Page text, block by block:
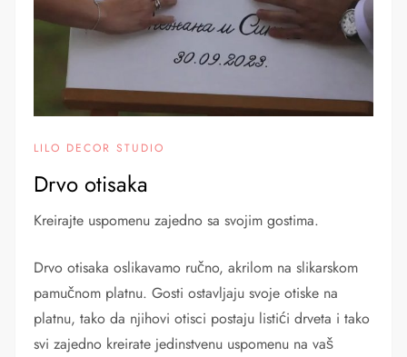
LILO DECOR STUDIO
Drvo otisaka
Kreirajte uspomenu zajedno sa svojim gostima.
Drvo otisaka oslikavamo ručno, akrilom na slikarskom
pamučnom platnu. Gosti ostavljaju svoje otiske na
platnu, tako da njihovi otisci postaju listići drveta i tako
svi zajedno kreirate jedinstvenu uspomenu na vaš